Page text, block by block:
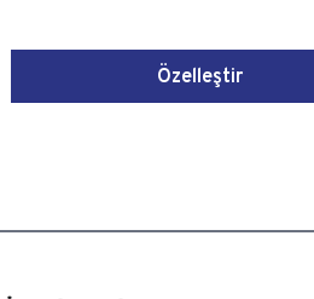
Özelleştir